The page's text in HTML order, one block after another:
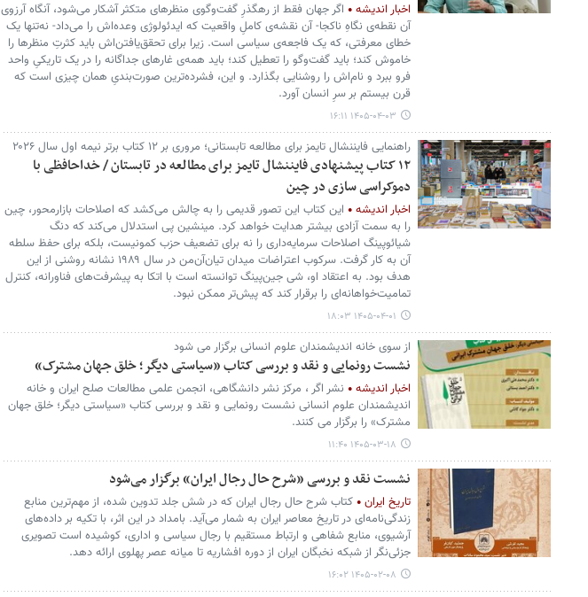
اخبار اندیشه
اگر جهان فقط از رهگذرِ گفت‌وگوی منظرهای متکثر آشکار می‌شود، آنگاه آرزوی
آن نقطه‌ی نگاهِ ناکجا- آن نقشه‌ی کاملِ واقعیت که ایدئولوژی وعده‌اش را می‌داد- نه‌تنها یک
خطای معرفتی، که یک فاجعه‌ی سیاسی است. زیرا برای تحقق‌یافتن‌اش باید کثرتِ منظرها را
خاموش کند؛ باید گفت‌وگو را تعطیل کند؛ باید همه‌ی غارهای جداگانه را در یک تاریکیِ واحد
فرو ببرد و نام‌اش را روشنایی بگذارد. و این، فشرده‌ترین صورت‌بندیِ همان چیزی است که
قرن بیستم بر سرِ انسان آورد.
۱۴۰۵-۰۴-۰۳ ۱۶:۱۱
راهنمایی فایننشال تایمز برای مطالعه تابستانی؛ مروری بر ۱۲ کتاب برتر نیمه اول سال ۲۰۲۶
۱۲ کتاب پیشنهادی فایننشال تایمز برای مطالعه در تابستان / خداحافظی با
دموکراسی سازی در چین
اخبار اندیشه
این کتاب این تصور قدیمی را به چالش می‌کشد که اصلاحات بازارمحور، چین
را به سمت آزادی بیشتر هدایت خواهد کرد. مینشین پی استدلال می‌کند که دنگ
شیائوپینگ اصلاحات سرمایه‌داری را نه برای تضعیف حزب کمونیست، بلکه برای حفظ سلطه
آن به کار گرفت. سرکوب اعتراضات میدان تیان‌آن‌من در سال ۱۹۸۹ نشانه روشنی از این
هدف بود. به اعتقاد او، شی جین‌پینگ توانسته است با اتکا به پیشرفت‌های فناورانه، کنترل
تمامیت‌خواهانه‌ای را برقرار کند که پیش‌تر ممکن نبود.
۱۴۰۵-۰۴-۰۱ ۱۸:۰۳
از سوی خانه اندیشمندان علوم انسانی برگزار می شود
نشست رونمایی و نقد و بررسی کتاب «سیاستی دیگر؛ خلق جهان مشترک»
اخبار اندیشه
نشر اگر ، مرکز نشر دانشگاهی، انجمن علمی مطالعات صلح ایران و خانه
اندیشمندان علوم انسانی نشست رونمایی و نقد و بررسی کتاب «سیاستی دیگر؛ خلق جهان
مشترک» را برگزار می کنند.
۱۴۰۵-۰۳-۱۸ ۱۱:۴۰
نشست نقد و بررسی «شرح حال رجال ایران» برگزار می‌شود
تاریخ ایران
کتاب شرح حال رجال ایران که در شش جلد تدوین شده، از مهم‌ترین منابع
زندگی‌نامه‌ای در تاریخ معاصر ایران به‌ شمار می‌آید. بامداد در این اثر، با تکیه بر داده‌های
آرشیوی، منابع شفاهی و ارتباط مستقیم با رجال سیاسی و اداری، کوشیده است تصویری
جزئی‌نگر از شبکه نخبگان ایران از دوره افشاریه تا میانه عصر پهلوی ارائه دهد.
۱۴۰۵-۰۲-۰۸ ۱۶:۰۲